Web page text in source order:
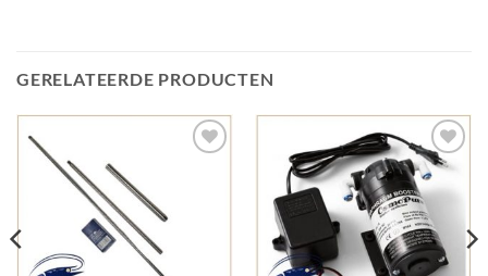
GERELATEERDE PRODUCTEN
Add to
Wishlist